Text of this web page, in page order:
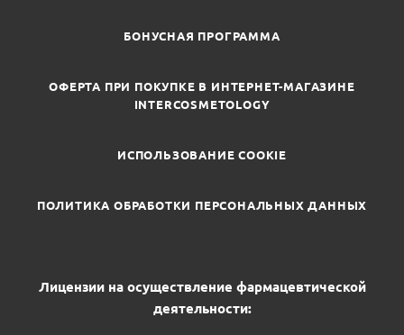
БОНУСНАЯ ПРОГРАММА
ОФЕРТА ПРИ ПОКУПКЕ В ИНТЕРНЕТ-МАГАЗИНЕ
INTERCOSMETOLOGY
ИСПОЛЬЗОВАНИЕ COOKIE
ПОЛИТИКА ОБРАБОТКИ ПЕРСОНАЛЬНЫХ ДАННЫХ
Лицензии на осуществление фармацевтической
деятельности: